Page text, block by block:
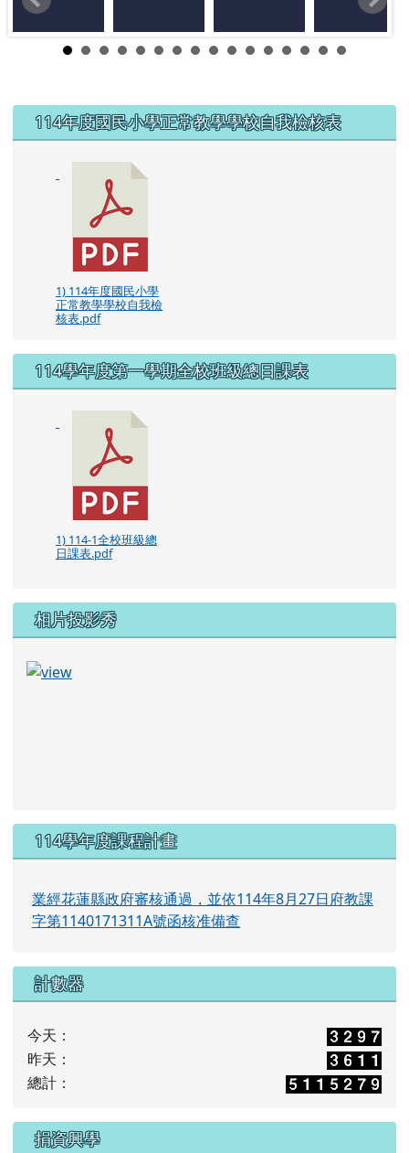
左邊區域內容
114年度國民小學正常教學學校自我檢核表
1) 114年度國民小學
正常教學學校自我檢
核表.pdf
114學年度第一學期全校班級總日課表
1) 114-1全校班級總
日課表.pdf
相片投影秀
114學年度課程計畫
業經花蓮縣政府審核通過，並依114年8月27日府教課
字第1140171311A號函核准備查
計數器
今天：
昨天：
總計：
捐資興學